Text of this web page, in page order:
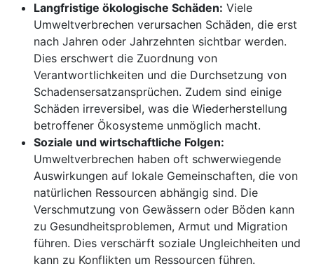
Langfristige ökologische Schäden: Viele
Umweltverbrechen verursachen Schäden, die erst
nach Jahren oder Jahrzehnten sichtbar werden.
Dies erschwert die Zuordnung von
Verantwortlichkeiten und die Durchsetzung von
Schadensersatzansprüchen. Zudem sind einige
Schäden irreversibel, was die Wiederherstellung
betroffener Ökosysteme unmöglich macht.
Soziale und wirtschaftliche Folgen:
Umweltverbrechen haben oft schwerwiegende
Auswirkungen auf lokale Gemeinschaften, die von
natürlichen Ressourcen abhängig sind. Die
Verschmutzung von Gewässern oder Böden kann
zu Gesundheitsproblemen, Armut und Migration
führen. Dies verschärft soziale Ungleichheiten und
kann zu Konflikten um Ressourcen führen.